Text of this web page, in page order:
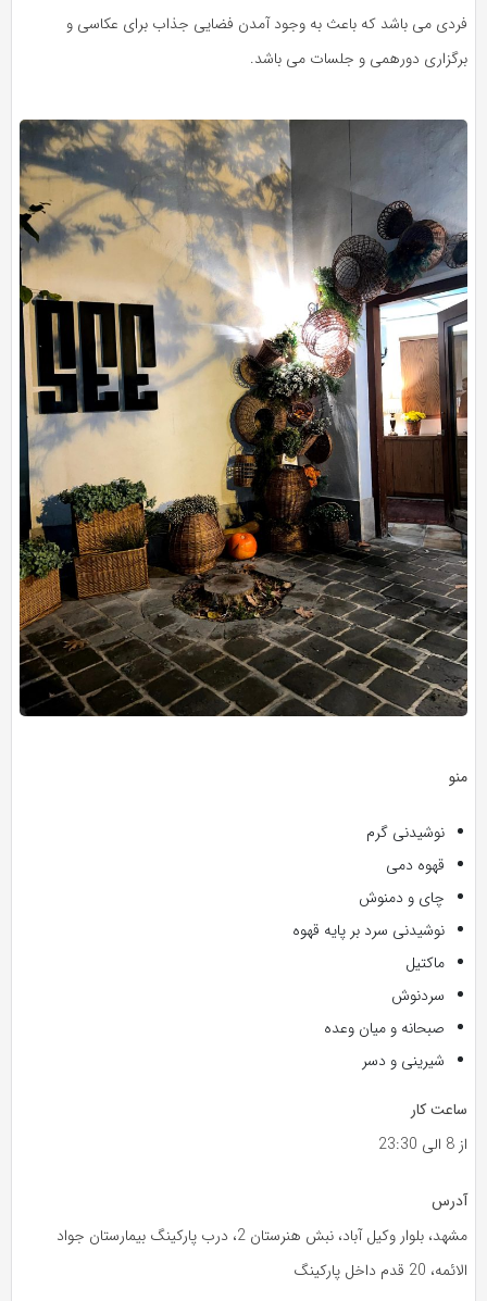
فردی می باشد که باعث به وجود آمدن فضایی جذاب برای عکاسی و
برگزاری دورهمی و جلسات می باشد.
منو
نوشیدنی گرم
قهوه دمی
چای و دمنوش
نوشیدنی سرد بر پایه قهوه
ماکتیل
سردنوش
صبحانه و میان وعده
شیرینی و دسر
ساعت کار
از 8 الی 23:30
آدرس
مشهد، بلوار وکیل آباد، نبش هنرستان 2، درب پارکینگ بیمارستان جواد
الائمه، 20 قدم داخل پارکینگ